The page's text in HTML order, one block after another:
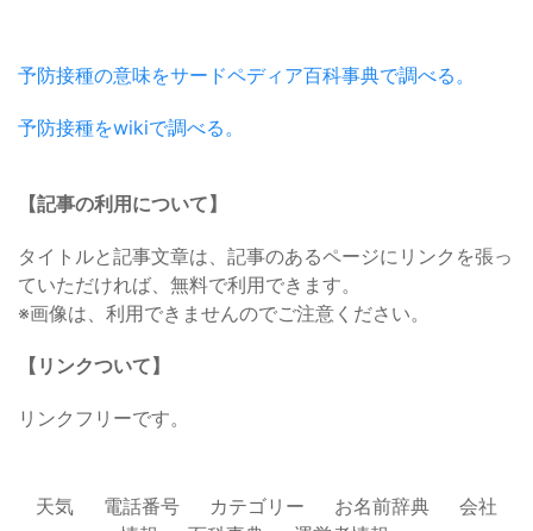
予防接種の意味をサードペディア百科事典で調べる。
予防接種をwikiで調べる。
【記事の利用について】
タイトルと記事文章は、記事のあるページにリンクを張っ
ていただければ、無料で利用できます。
※画像は、利用できませんのでご注意ください。
【リンクついて】
リンクフリーです。
天気 電話番号 カテゴリー お名前辞典
会社